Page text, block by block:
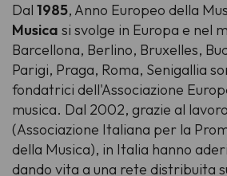
Dal 1985, Anno Europeo della
Musica si svolge in Europa e nel
Barcellona, Berlino, Bruxelles,
Parigi, Praga, Roma, Senigallia
fondatrici dell'Associazione
musica. Dal 2002, grazie al
(Associazione Italiana per la
della Musica), in Italia hanno
dando vita a una rete distribuita